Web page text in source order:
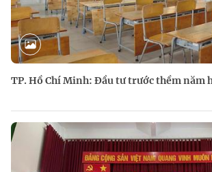
TP. Hồ Chí Minh: Đầu tư trước thềm năm